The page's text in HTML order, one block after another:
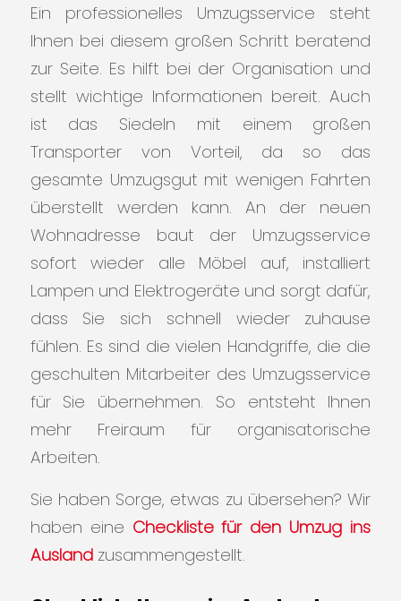
Ein professionelles Umzugsservice steht
Ihnen bei diesem großen Schritt beratend
zur Seite. Es hilft bei der Organisation und
stellt wichtige Informationen bereit. Auch
ist das Siedeln mit einem großen
Transporter von Vorteil, da so das
gesamte Umzugsgut mit wenigen Fahrten
überstellt werden kann. An der neuen
Wohnadresse baut der Umzugsservice
sofort wieder alle Möbel auf, installiert
Lampen und Elektrogeräte und sorgt dafür,
dass Sie sich schnell wieder zuhause
fühlen. Es sind die vielen Handgriffe, die die
geschulten Mitarbeiter des Umzugsservice
für Sie übernehmen. So entsteht Ihnen
mehr Freiraum für organisatorische
Arbeiten.
Sie haben Sorge, etwas zu übersehen? Wir
haben eine Checkliste für den Umzug ins
Ausland zusammengestellt.